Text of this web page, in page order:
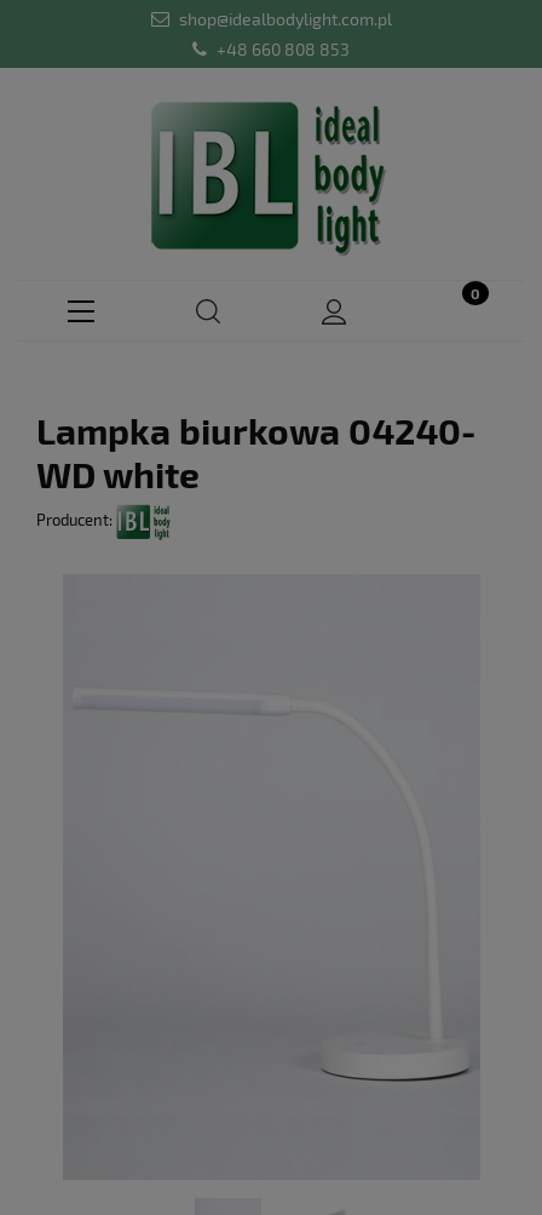
shop@idealbodylight.com.pl
+48 660 808 853
Lampka biurkowa 04240-
WD white
Producent: